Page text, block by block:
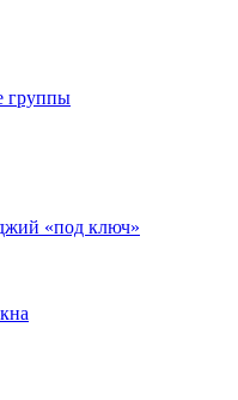
группы
«под ключ»